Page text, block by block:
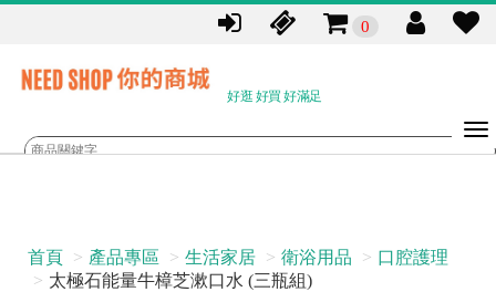
0
好逛 好買 好滿足
首頁 產品專區 生活家居 衛浴用品
口腔護理
太極石能量牛樟芝漱口水 (三瓶組)